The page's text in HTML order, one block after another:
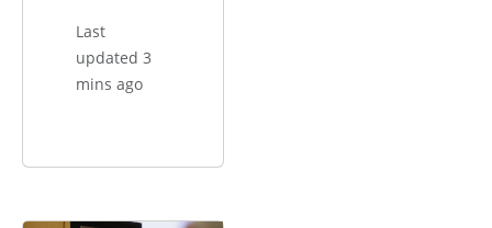
Last
updated 3
mins ago